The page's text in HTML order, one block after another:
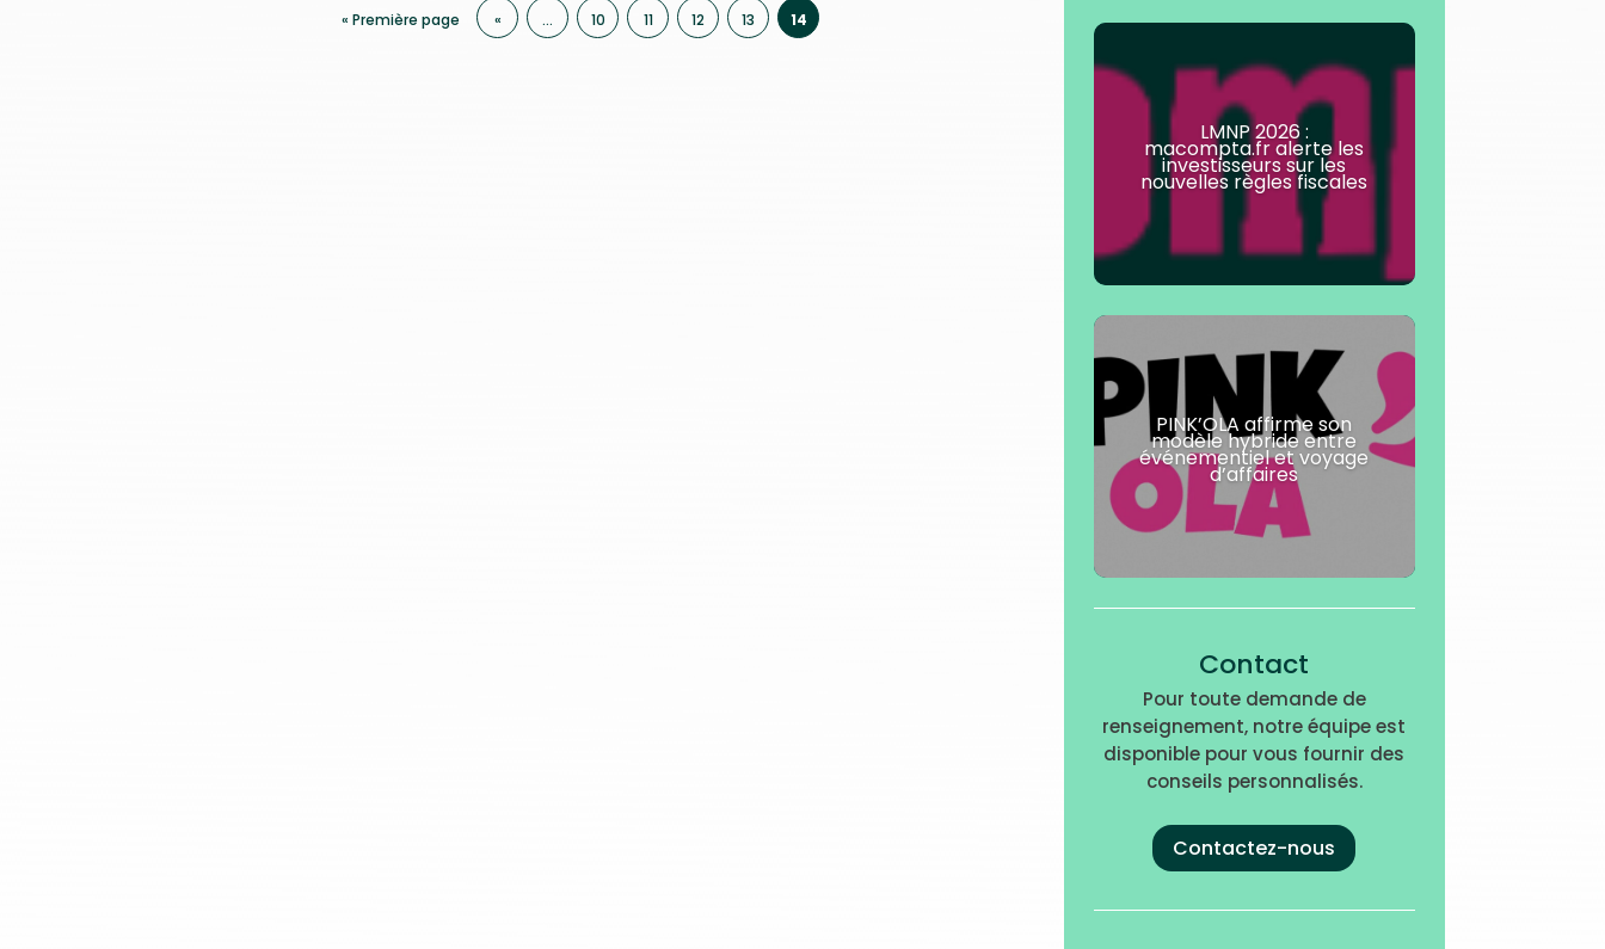
« Première page « … 10 11 12 13 14
LMNP 2026 :
macompta.fr alerte les
investisseurs sur les
nouvelles règles fiscales
PINK’OLA affirme son
modèle hybride entre
événementiel et voyage
d’affaires
Contact
Pour toute demande de
renseignement, notre équipe est
disponible pour vous fournir des
conseils personnalisés.
Contactez-nous